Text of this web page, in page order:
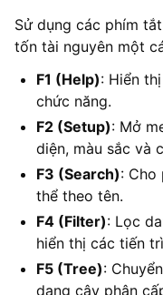
Sử dụng các phím
tốn tài nguyên một
F1 (Help): Hiển
chức năng.
F2 (Setup): Mở
diện, màu sắc và
F3 (Search): Cho
thể theo tên.
F4 (Filter): Lọc
hiển thị các tiến
F5 (Tree):
dạng cây phân